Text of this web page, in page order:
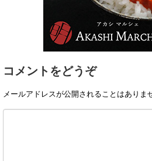
コメントをどうぞ
メールアドレスが公開されることはありま